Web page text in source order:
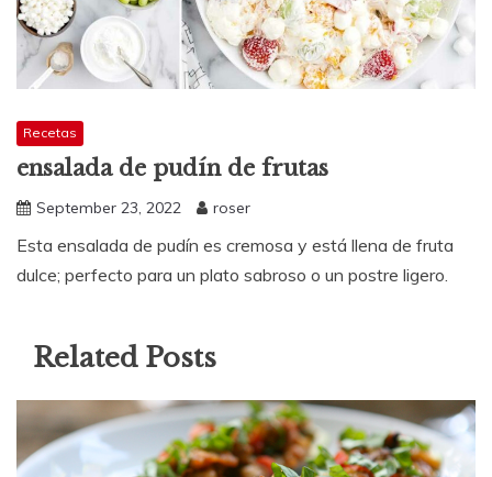
Recetas
ensalada de pudín de frutas
September 23, 2022 roser
Esta ensalada de pudín es cremosa y está llena de fruta
dulce; perfecto para un plato sabroso o un postre ligero.
Related Posts